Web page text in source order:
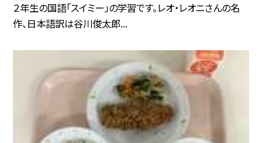
２年生の国語「スイミー」の学習です。レオ・レオニさんの名
作、日本語訳は谷川俊太郎...